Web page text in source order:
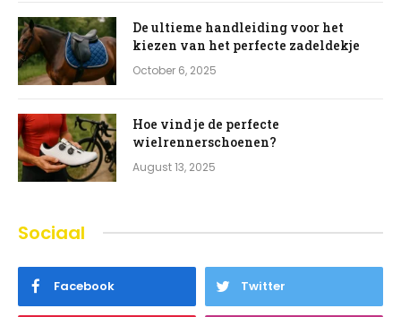
De ultieme handleiding voor het
kiezen van het perfecte zadeldekje
October 6, 2025
Hoe vind je de perfecte
wielrennerschoenen?
August 13, 2025
Sociaal
Facebook Twitter